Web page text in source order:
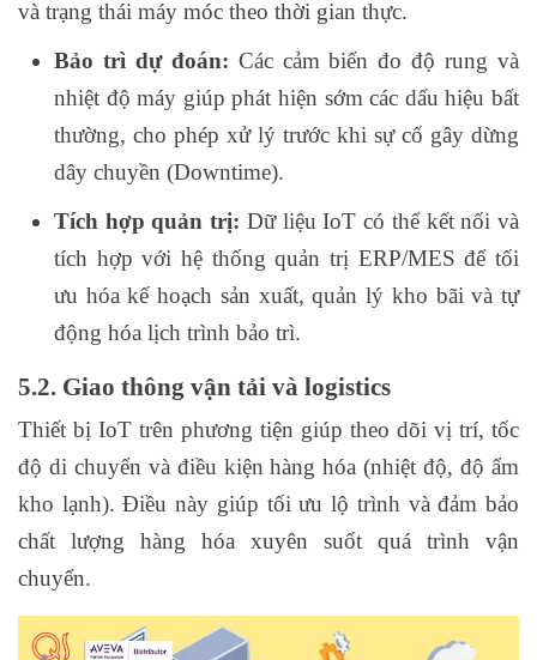
và trạng thái máy móc theo thời gian thực.
Bảo trì dự đoán: Các cảm biến đo độ rung và
nhiệt độ máy giúp phát hiện sớm các dấu hiệu bất
thường, cho phép xử lý trước khi sự cố gây dừng
dây chuyền (Downtime).
Tích hợp quản trị: Dữ liệu IoT có thể kết nối và
tích hợp với hệ thống quản trị ERP/MES để tối
ưu hóa kế hoạch sản xuất, quản lý kho bãi và tự
động hóa lịch trình bảo trì.
5.2. Giao thông vận tải và logistics
Thiết bị IoT trên phương tiện giúp theo dõi vị trí, tốc
độ di chuyển và điều kiện hàng hóa (nhiệt độ, độ ẩm
kho lạnh). Điều này giúp tối ưu lộ trình và đảm bảo
chất lượng hàng hóa xuyên suốt quá trình vận
chuyển.